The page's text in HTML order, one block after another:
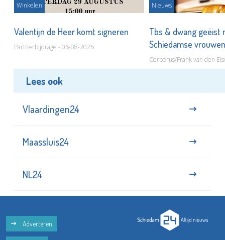
Winkelen
Valentijn de Heer komt signeren
Partnerbijdrage - 06-08-2026
Nieuws
Tbs & dwang geëist
Schiedamse
Cerberus/Frank van den
Lees ook
Vlaardingen24
Maassluis24
NL24
Adverteren